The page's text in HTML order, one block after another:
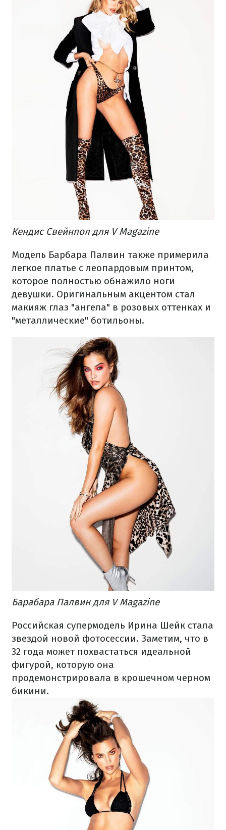
Кендис Свейнпол для V Magazine
Модель Барбара Палвин также примерила
легкое платье с леопардовым принтом,
которое полностью обнажило ноги
девушки. Оригинальным акцентом стал
макияж глаз "ангела" в розовых оттенках и
"металлические" ботильоны.
Барабара Палвин для V Magazine
Российская супермодель Ирина Шейк стала
звездой новой фотосессии. Заметим, что в
32 года может похвастаться идеальной
фигурой, которую она
продемонстрировала в крошечном черном
бикини.